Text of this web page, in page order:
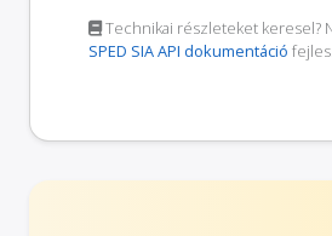
Technikai részleteket keresel?
SPED SIA API dokumentáció